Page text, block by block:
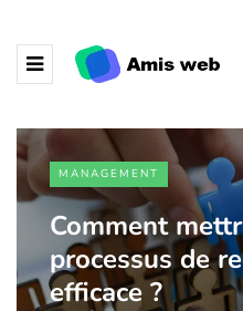
MANAGEMENT
Comment
processus de
efficace ?